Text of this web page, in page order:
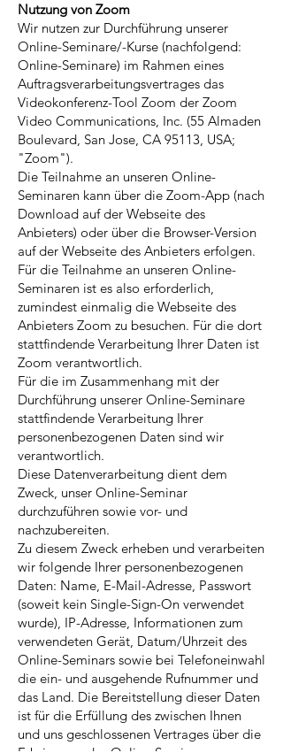
Nutzung von Zoom
Wir nutzen zur Durchführung unserer
Online-Seminare/-Kurse (nachfolgend:
Online-Seminare) im Rahmen eines
Auftragsverarbeitungsvertrages das
Videokonferenz-Tool Zoom der Zoom
Video Communications, Inc. (55 Almaden
Boulevard, San Jose, CA 95113, USA;
"Zoom").
Die Teilnahme an unseren Online-
Seminaren kann über die Zoom-App (nach
Download auf der Webseite des
Anbieters) oder über die Browser-Version
auf der Webseite des Anbieters erfolgen.
Für die Teilnahme an unseren Online-
Seminaren ist es also erforderlich,
zumindest einmalig die Webseite des
Anbieters Zoom zu besuchen. Für die dort
stattfindende Verarbeitung Ihrer Daten ist
Zoom verantwortlich.
Für die im Zusammenhang mit der
Durchführung unserer Online-Seminare
stattfindende Verarbeitung Ihrer
personenbezogenen Daten sind wir
verantwortlich.
Diese Datenverarbeitung dient dem
Zweck, unser Online-Seminar
durchzuführen sowie vor- und
nachzubereiten.
Zu diesem Zweck erheben und verarbeiten
wir folgende Ihrer personenbezogenen
Daten: Name, E-Mail-Adresse, Passwort
(soweit kein Single-Sign-On verwendet
wurde), IP-Adresse, Informationen zum
verwendeten Gerät, Datum/Uhrzeit des
Online-Seminars sowie bei Telefoneinwahl
die ein- und ausgehende Rufnummer und
das Land. Die Bereitstellung dieser Daten
ist für die Erfüllung des zwischen Ihnen
und uns geschlossenen Vertrages über die